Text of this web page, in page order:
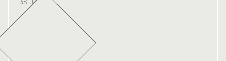
38 Jahre